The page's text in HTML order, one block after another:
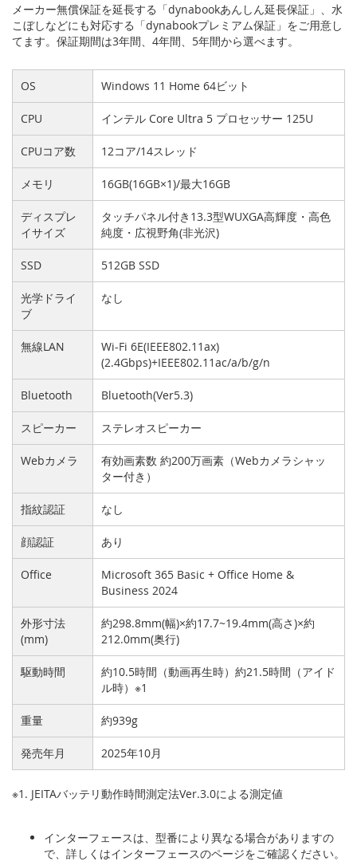
メーカー無償保証を延長する「dynabookあんしん延長保証」、水
こぼしなどにも対応する「dynabookプレミアム保証」をご用意し
てます。保証期間は3年間、4年間、5年間から選べます。
OS Windows 11 Home 64ビット
CPU インテル Core Ultra 5 プロセッサー 125U
CPUコア数 12コア/14スレッド
メモリ 16GB(16GB×1)/最大16GB
ディスプレ
イサイズ
タッチパネル付き13.3型WUXGA高輝度・高色
純度・広視野角(非光沢)
SSD 512GB SSD
光学ドライ
ブ
なし
無線LAN
Wi-Fi 6E(IEEE802.11ax)
(2.4Gbps)+IEEE802.11ac/a/b/g/n
Bluetooth Bluetooth(Ver5.3)
スピーカー ステレオスピーカー
Webカメラ
有効画素数 約200万画素（Webカメラシャッ
ター付き）
指紋認証 なし
顔認証 あり
Office
Microsoft 365 Basic + Office Home &
Business 2024
外形寸法
(mm)
約298.8mm(幅)×約17.7~19.4mm(高さ)×約
212.0mm(奥行)
駆動時間
約10.5時間（動画再生時）約21.5時間（アイド
ル時）※1
重量 約939g
発売年月 2025年10月
※1. JEITAバッテリ動作時間測定法Ver.3.0による測定値
インターフェースは、型番により異なる場合がありますの
で、詳しくはインターフェースのページをご確認ください。